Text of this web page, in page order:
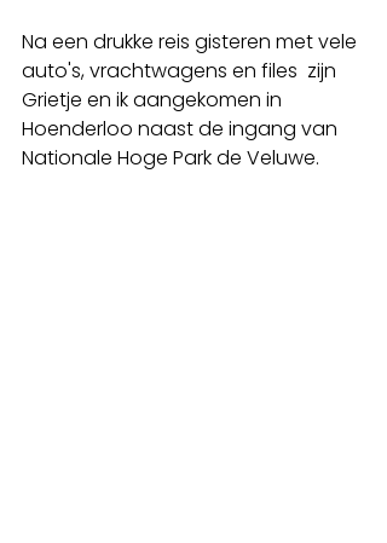
Na een drukke reis gisteren met vele
auto's, vrachtwagens en files  zijn
Grietje en ik aangekomen in
Hoenderloo naast de ingang van
Nationale Hoge Park de Veluwe.